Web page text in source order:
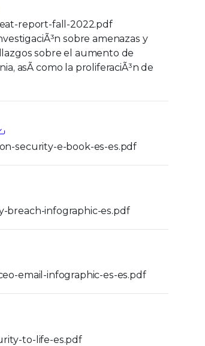
report-fall-2022.pdf
sobre amenazas y
sobre el aumento de
asÃ­ como la proliferaciÃ³n de
security-e-book-es-es.pdf
breach-infographic-es.pdf
email-infographic-es-es.pdf
to-life-es.pdf